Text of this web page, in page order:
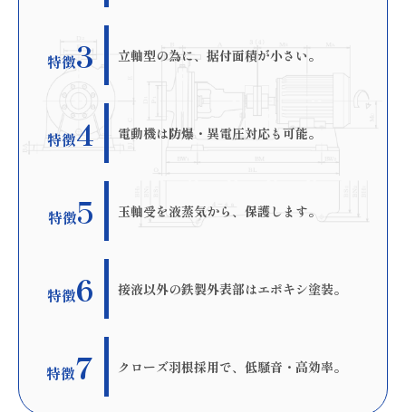
特徴3 立軸型の為に、据付面積が小さい。
特徴4 電動機は防爆・異電圧対応も可能。
特徴5 玉軸受を液蒸気から、保護します。
特徴6 接液以外の鉄製外表部はエポキシ塗装。
特徴7 クローズ羽根採用で、低騒音・高効率。